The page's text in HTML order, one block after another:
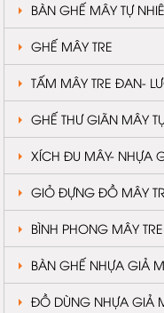
BÀN GHẾ MÂY TỰ
GHẾ MÂY TRE
TẤM MÂY TRE ĐAN-
GHẾ THƯ GIÃN MÂY
XÍCH ĐU MÂY- NHỰA
GIỎ ĐỰNG ĐỒ MÂY
BÌNH PHONG MÂY
BÀN GHẾ NHỰA GIẢ
ĐỒ DÙNG NHỰA GIẢ